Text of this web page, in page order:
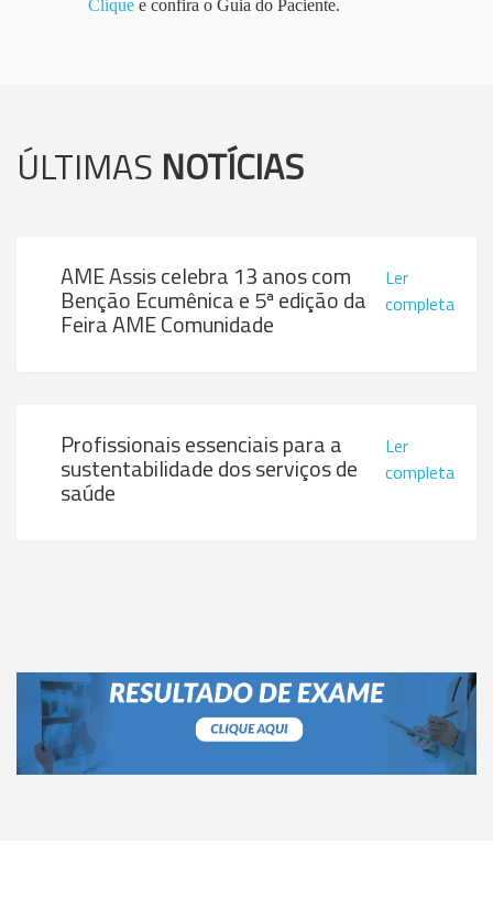
Clique e confira o Guia do Paciente.
ÚLTIMAS NOTÍCIAS
AME Assis celebra 13 anos com
Benção Ecumênica e 5ª edição da
Feira AME Comunidade
Ler
completa
Profissionais essenciais para a
sustentabilidade dos serviços de
saúde
Ler
completa